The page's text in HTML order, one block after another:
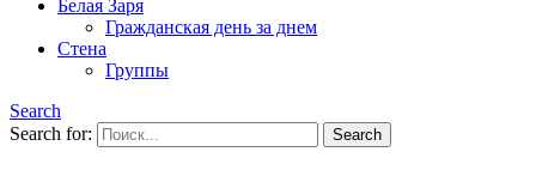
Белая Заря
Гражданская день за днем
Стена
Группы
Search
Search for: